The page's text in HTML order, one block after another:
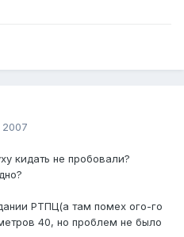
кидать не пробовали?
РТПЦ(а там помех ого-го
40, но проблем не было